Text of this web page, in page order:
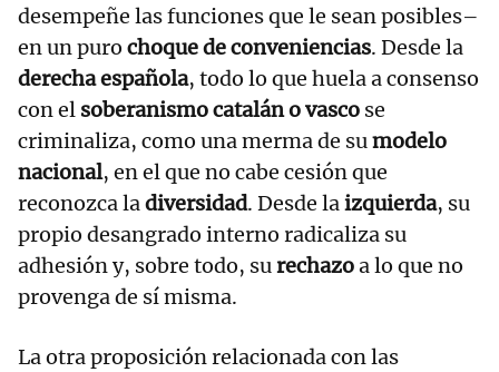
desempeñe las funciones que le sean posibles–
en un puro choque de conveniencias. Desde la
derecha española, todo lo que huela a consenso
con el soberanismo catalán o vasco se
criminaliza, como una merma de sumodelo
nacional, en el que no cabe cesión que
reconozca ladiversidad. Desde laizquierda, su
propio desangrado interno radicaliza su
adhesión y, sobre todo, surechazoa lo que no
provenga de sí misma.
La otra proposición relacionada con las